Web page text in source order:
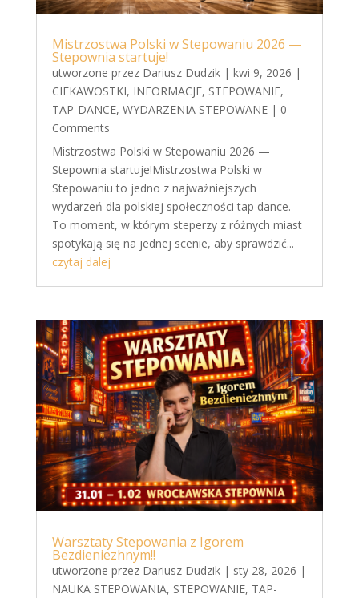
Mistrzostwa Polski w Stepowaniu 2026 —
Stepownia startuje!
utworzone przez Dariusz Dudzik| kwi 9, 2026 |
CIEKAWOSTKI, INFORMACJE, STEPOWANIE,
TAP-DANCE, WYDARZENIA STEPOWANE| 0
Comments
Mistrzostwa Polski w Stepowaniu 2026 —
Stepownia startuje!Mistrzostwa Polski w
Stepowaniu to jedno z najważniejszych
wydarzeń dla polskiej społeczności tap dance.
To moment, w którym steperzy z różnych miast
spotykają się na jednej scenie, aby sprawdzić...
czytaj dalej
Warsztaty Stepowania z Igorem
Bezdieniezhnym!!
utworzone przez Dariusz Dudzik| sty 28, 2026 |
NAUKA STEPOWANIA, STEPOWANIE, TAP-